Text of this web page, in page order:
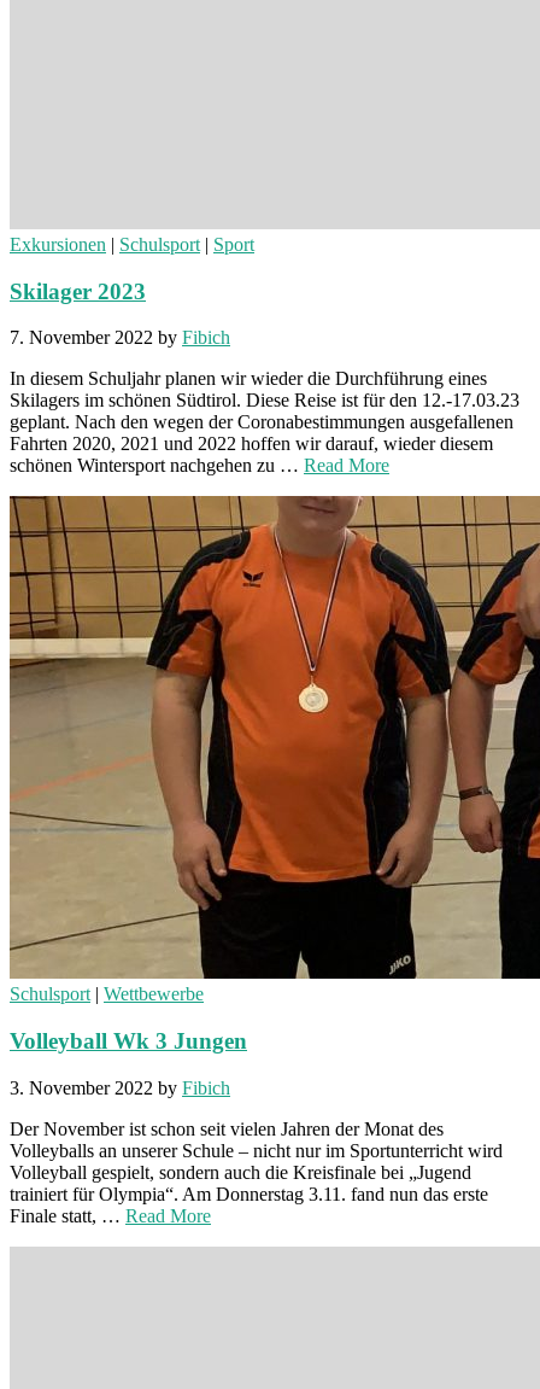
Exkursionen | Schulsport | Sport
Skilager 2023
7. November 2022 by Fibich
In diesem Schuljahr planen wir wieder die Durchführung eines
Skilagers im schönen Südtirol. Diese Reise ist für den 12.-17.03.23
geplant. Nach den wegen der Coronabestimmungen ausgefallenen
Fahrten 2020, 2021 und 2022 hoffen wir darauf, wieder diesem
schönen Wintersport nachgehen zu … Read More
Schulsport| Wettbewerbe
Volleyball Wk 3 Jungen
3. November 2022 by Fibich
Der November ist schon seit vielen Jahren der Monat des
Volleyballs an unserer Schule – nicht nur im Sportunterricht wird
Volleyball gespielt, sondern auch die Kreisfinale bei „Jugend
trainiert für Olympia“. Am Donnerstag 3.11. fand nun das erste
Finale statt, … Read More